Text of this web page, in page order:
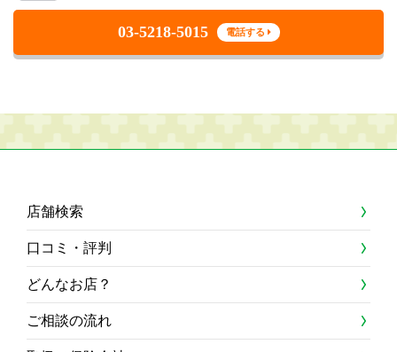
03-5218-5015 電話する
店舗検索
口コミ・評判
どんなお店？
ご相談の流れ